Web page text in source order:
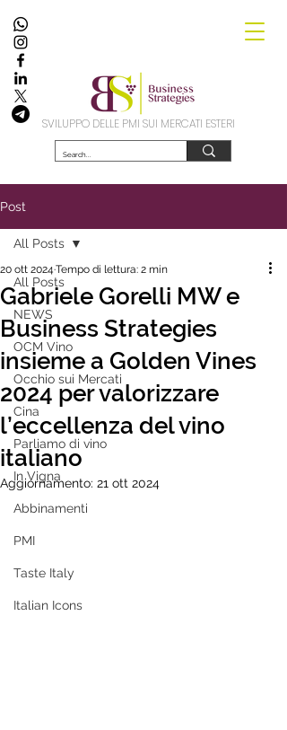
SVILUPPO DELLE PMI SUI MERCATI ESTERI
Post
All Posts
NEWS
OCM Vino
Occhio sui Mercati
Cina
Parliamo di vino
In Vigna
Abbinamenti
PMI
Taste Italy
Italian Icons
All Posts
Gabriele Gorelli MW e
Business Strategies
insieme a Golden Vines
2024 per valorizzare
l’eccellenza del vino
italiano
20 ott 2024 Tempo di lettura: 2 min
Aggiornamento: 21 ott 2024